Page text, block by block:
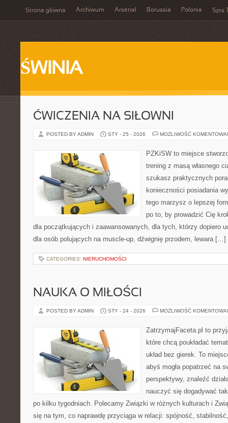
Strona główna Archiwum Arsenal Borussia Polonia Spis
ŚWINIA
ĆWICZENIA NA SIŁOWNI
POSTED BY ADMIN STY - 25 - 2026 MOŻLIWOŚĆ
PZKiSW to miejsce
trening z masą własnego
szukasz praktycznych
konieczności posiadania
tego marzysz o lepszej
po to, by prowadzić Cię
dla początkujących i zaawansowanych, dla tych, którzy dopiero
dla osób polujących na muscle-up, dźwignię przodem, lewara […]
CATEGORIES: NIERUCHOMOŚCI
NAUKA O MIŁOŚCI
POSTED BY ADMIN STY - 24 - 2026 MOŻLIWOŚĆ
ZatrzymajFaceta.pl to
które chcą poukładać
układ bez gierek. To
abyś mogła popatrzeć na
perspektywy, znaleźć
nauczyć się dogadywać
po kilku tygodniach. Polecamy Związki w różnych kulturach i
się na tym, co naprawdę przyciąga w relacji: spójność,